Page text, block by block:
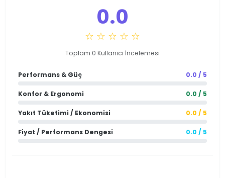
0.0
☆ ☆ ☆ ☆ ☆
Toplam 0 Kullanıcı İncelemesi
Performans & Güç 0.0 / 5
Konfor & Ergonomi 0.0 / 5
Yakıt Tüketimi / Ekonomisi 0.0 / 5
Fiyat / Performans Dengesi 0.0 / 5